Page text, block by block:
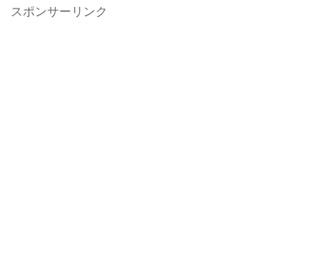
スポンサーリンク